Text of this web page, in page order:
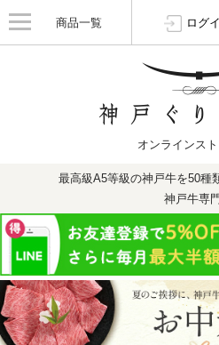
商品一覧 ログ
オンラインス
最高級A5等級の神戸牛を50種
神戸牛専